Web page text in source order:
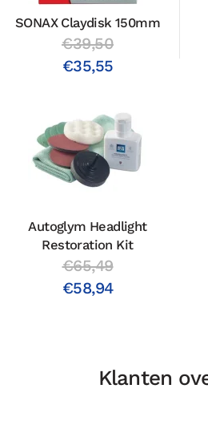
SONAX Claydisk 150mm
€39,50
€35,55
Autoglym Headlight
Restoration Kit
€65,49
€58,94
Klanten